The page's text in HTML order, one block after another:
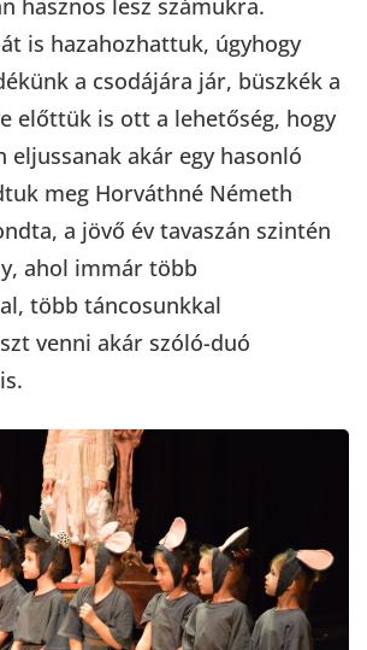
is hazahozhattuk, úgyhogy
a csodájára jár, büszkék a
előttük is ott a lehetőség, hogy
eljussanak akár egy hasonló
meg Horváthné Németh
a jövő év tavaszán szintén
ahol immár több
több táncosunkkal
venni akár szóló-duó